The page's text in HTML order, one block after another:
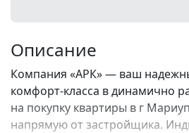
Описание
Компания «АРК» — ваш
комфорт-класса в динамично
на покупку квартиры в г
напрямую от застройщика.